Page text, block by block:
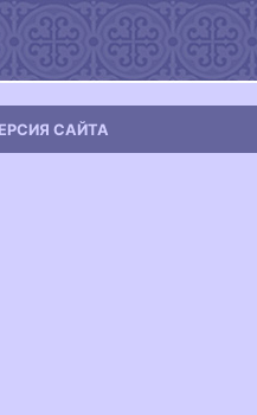
САЙТА